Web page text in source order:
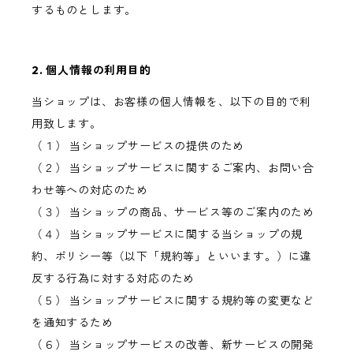
するものとします。
2. 個人情報の利用目的
当ショップは、お客様の個人情報を、以下の目的で利
用致します。
（１） 当ショップサービスの提供のため
（２） 当ショップサービスに関するご案内、お問い合
わせ等への対応のため
（３） 当ショップの商品、サービス等のご案内のため
（４） 当ショップサービスに関する当ショップの規
約、ポリシー等（以下「規約等」といいます。）に違
反する行為に対する対応のため
（５） 当ショップサービスに関する規約等の変更など
を通知するため
（６） 当ショップサービスの改善、新サービスの開発